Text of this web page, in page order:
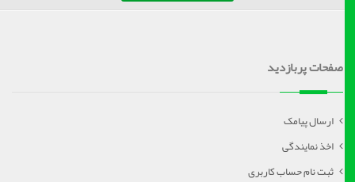
صفحات پربازدید
ارسال پیامک
اخذ نمایندگی
ثبت نام حساب کاربری